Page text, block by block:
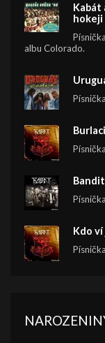
Kabát
hokeji
albu Colorado.
Burlaci
Kdo